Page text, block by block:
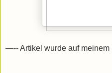
—-- Artikel wurde auf meinem